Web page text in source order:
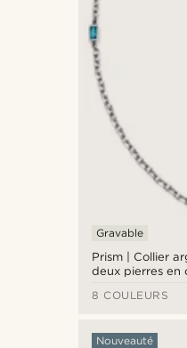
Prism | Collier
deux pierres en
Gravable
8 COULEURS
Nouveauté